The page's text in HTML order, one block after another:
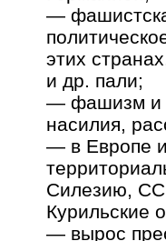
—
этих
и др. пали;
— фашизм и
насилия,
— в Европе
Силезию,
Курильские
— вырос